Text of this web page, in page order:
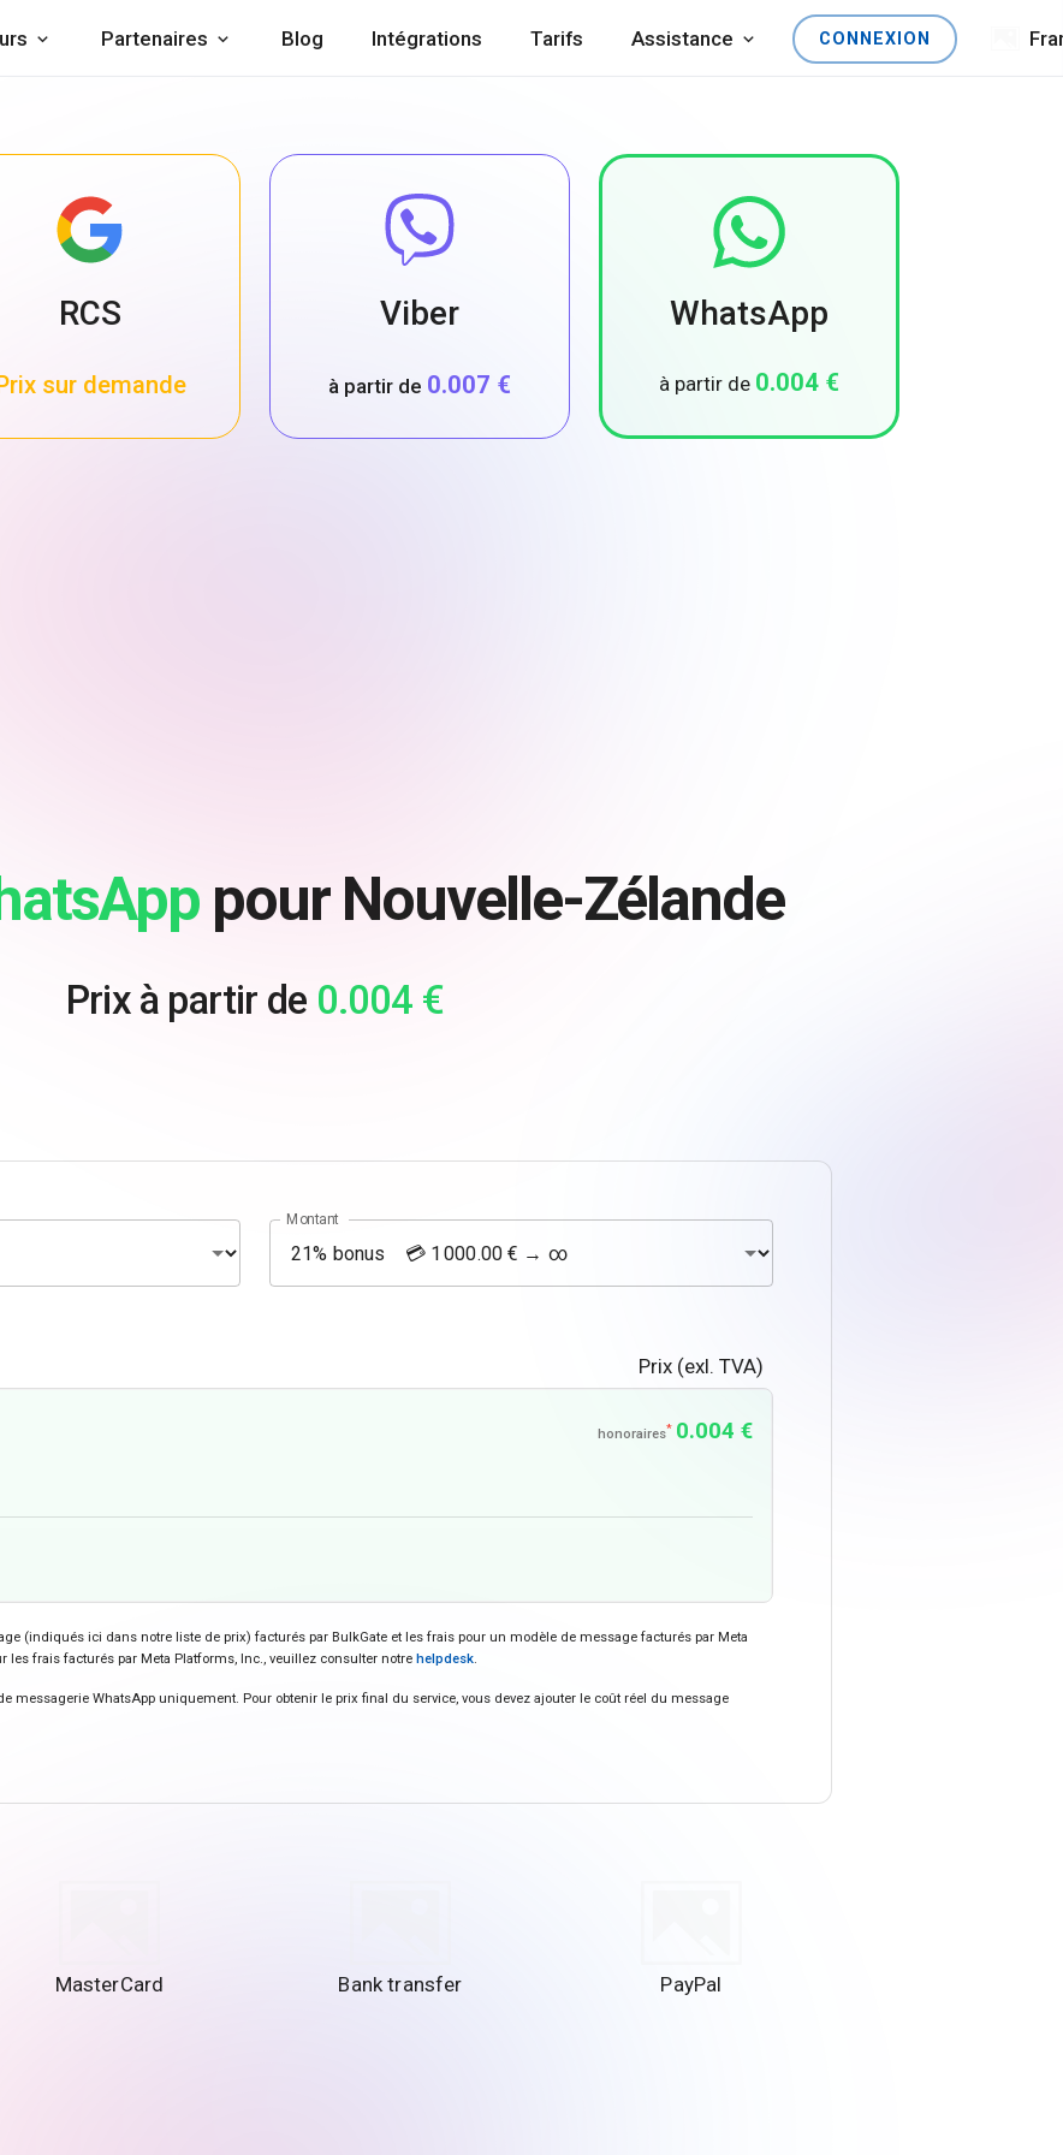
Partenaires Blog Intégrations Tarifs Assistance CONNEXION
RCS
sur demande
Viber
à partir de 0.007 €
WhatsApp
à partir de 0.004 €
pour Nouvelle-Zélande
Prix à partir de 0.004 €
Montant
Prix (exl. TVA)
honoraires* 0.004 €
(indiqués ici dans notre liste de prix) facturés par BulkGate et les frais pour un modèle de message facturés par Meta
frais facturés par Meta Platforms, Inc., veuillez consulter notre helpdesk
messagerie WhatsApp uniquement. Pour obtenir le prix final du service, vous devez ajouter le coût réel du message
MasterCard Bank transfer PayPal